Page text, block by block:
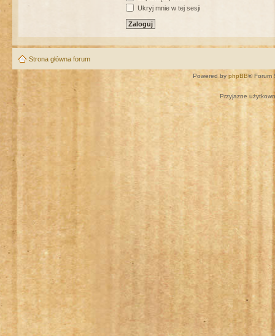
Ukryj mnie w tej sesji
Strona główna forum
Powered by phpBB® Forum
Przyjazne